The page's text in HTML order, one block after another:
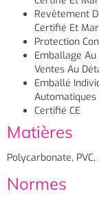
Revêtement
Certifié Et
Protection
Emballage
Ventes Au
Emballé
Automatiques
Certifié CE
Matières
Polycarbonate, PVC,
Normes